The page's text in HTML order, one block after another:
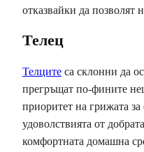
отказвайки да позволят
Телец
Телците са склонни да
прегръщат по-фините
приоритет на грижата за
удоволствията от
комфортната домашна